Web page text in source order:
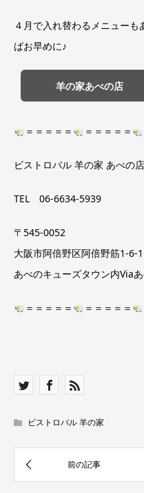
４月で入れ替わるメニュー
ばお早めに♪
羊の家あべの店
＝＝＝＝＝ ＝＝＝＝＝
ビストロバル 羊の家 あべの店
TEL 06-6634-5939
〒545-0052
大阪市阿倍野区阿倍野筋1-6-1
あべのキューズタウン内Via
＝＝＝＝＝ ＝＝＝＝＝
ビストロバル 羊の家